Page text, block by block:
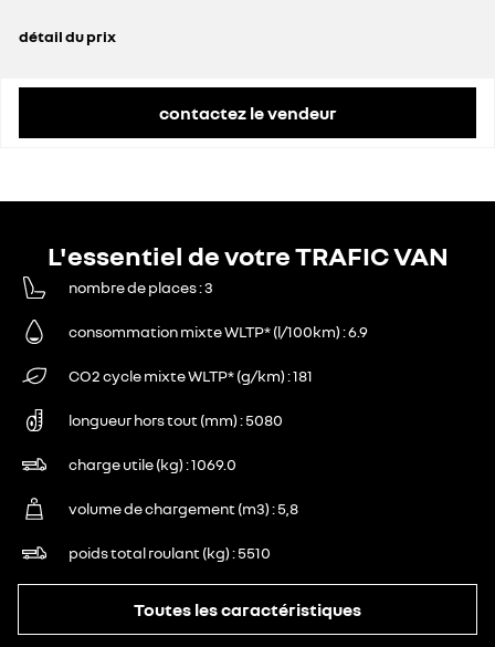
détail du prix
contactez le vendeur
L'essentiel de votre TRAFIC VAN
nombre de places 3
consommation mixte WLTP* (l/100km) 6.9
CO2 cycle mixte WLTP* (g/km) 181
longueur hors tout (mm) 5080
charge utile (kg) 1069.0
volume de chargement (m3) 5,8
poids total roulant (kg) 5510
Toutes les caractéristiques